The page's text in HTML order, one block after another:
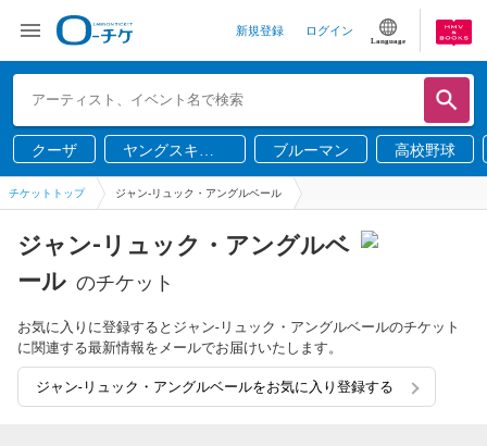
新規登録 ログイン
Language
クーザ
ヤングスキニ
ー
ブルーマン 高校野球
チケットトップ ジャン-リュック・アングルベール
ジャン-リュック・アングルベ
ール のチケット
お気に入りに登録するとジャン-リュック・アングルベールのチケット
に関連する最新情報をメールでお届けいたします。
ジャン-リュック・アングルベールをお気に入り登録する